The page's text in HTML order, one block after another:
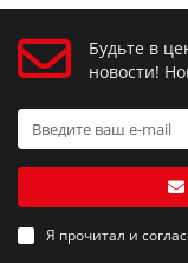
Будьте в
новости!
Я прочитал и